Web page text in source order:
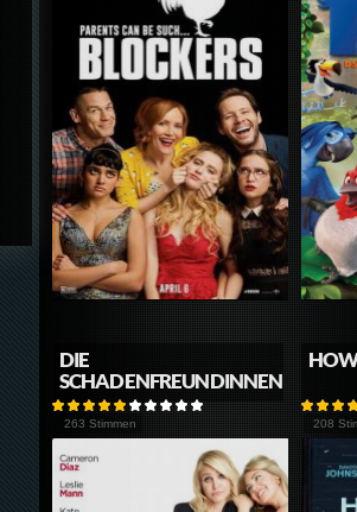
DIE
SCHADENFREUNDINNEN
263 Stimmen
HOW
208